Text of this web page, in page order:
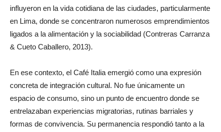
influyeron en la vida cotidiana de las ciudades, particularmente
en Lima, donde se concentraron numerosos emprendimientos
ligados a la alimentación y la sociabilidad (Contreras Carranza
& Cueto Caballero, 2013).
En ese contexto, el Café Italia emergió como una expresión
concreta de integración cultural. No fue únicamente un
espacio de consumo, sino un punto de encuentro donde se
entrelazaban experiencias migratorias, rutinas barriales y
formas de convivencia. Su permanencia respondió tanto a la